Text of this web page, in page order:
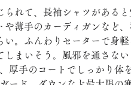
れて、長袖シャツがあると
薄手のカーディガンなど、
。ふんわりセーターで身軽
まいそう。風邪を通さない
手のコートでしっかり体を